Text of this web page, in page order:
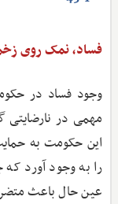
فساد، نمک روی
وجود فساد در
مهمی در نارضایتی
این حکومت به
را به وجود آورد
عین حال باعث